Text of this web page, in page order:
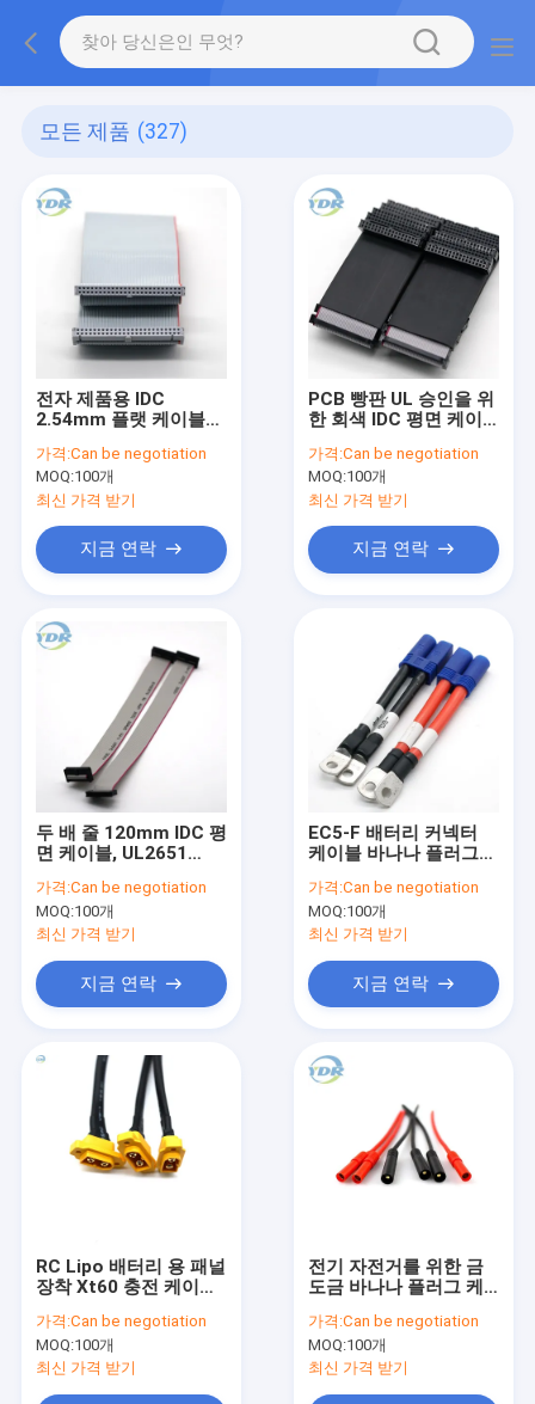
모든 제품 (327)
전자 제품용 IDC
2.54mm 플랫 케이블
수 플러그
가격:Can be negotiation
MOQ:100개
최신 가격 받기
지금 연락
PCB 빵판 UL 승인을 위
한 회색 IDC 평면 케이
가격:Can be negotiation
MOQ:100개
최신 가격 받기
지금 연락
두 배 줄 120mm IDC 평
면 케이블, UL2651
블
가격:Can be negotiation
MOQ:100개
최신 가격 받기
지금 연락
EC5-F 배터리 커넥터
케이블 바나나 플러그-
가격:Can be negotiation
MOQ:100개
최신 가격 받기
지금 연락
RC Lipo 배터리 용 패널
장착 Xt60 충전 케이블
가격:Can be negotiation
MOQ:100개
최신 가격 받기
전기 자전거를 위한 금
도금 바나나 플러그 케
가격:Can be negotiation
MOQ:100개
최신 가격 받기